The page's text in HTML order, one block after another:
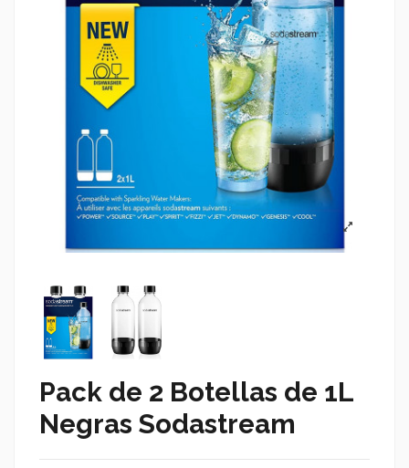
Pack de 2 Botellas de 1L
Negras Sodastream